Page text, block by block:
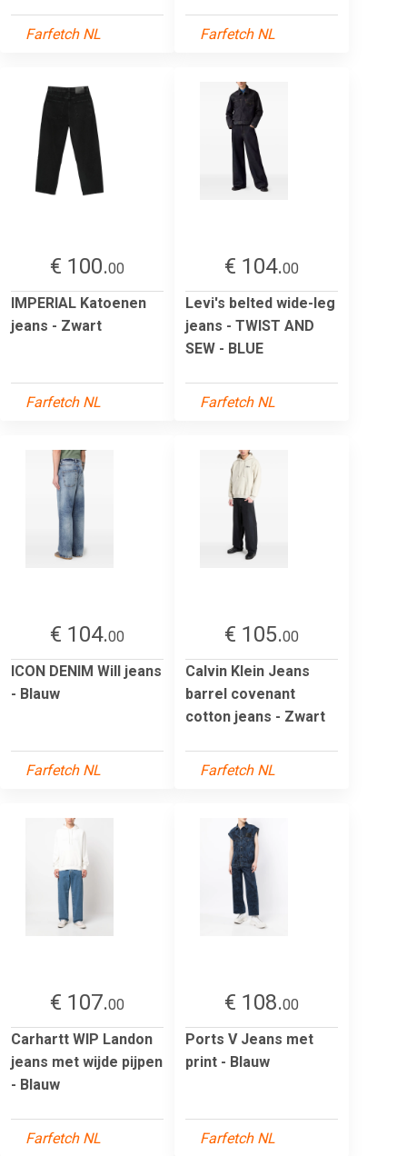
Farfetch NL Farfetch NL
€ 100.00
IMPERIAL Katoenen
jeans - Zwart
Farfetch NL
€ 104.00
Levi's belted wide-leg
jeans - TWIST AND
SEW - BLUE
Farfetch NL
€ 104.00
ICON DENIM Will jeans
- Blauw
Farfetch NL
€ 105.00
Calvin Klein Jeans
barrel covenant
cotton jeans - Zwart
Farfetch NL
€ 107.00
Carhartt WIP Landon
jeans met wijde pijpen
- Blauw
Farfetch NL
€ 108.00
Ports V Jeans met
print - Blauw
Farfetch NL